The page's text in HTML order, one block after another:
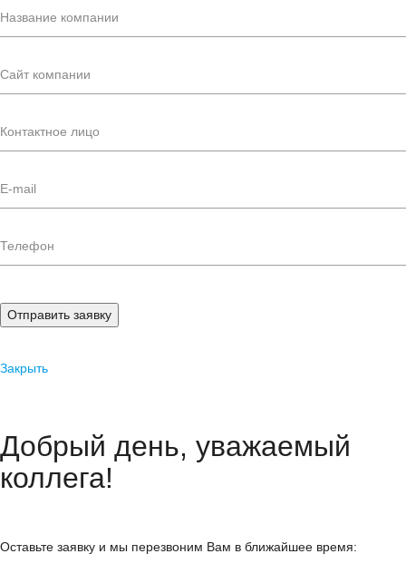
Отправить заявку
Закрыть
Добрый день, уважаемый
коллега!
Оставьте заявку и мы перезвоним Вам в ближайшее время: